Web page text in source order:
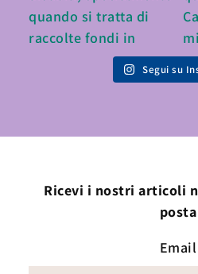
Segui su
Ricevi i nostri articoli
posta
Email